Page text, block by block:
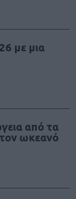
με μια
από τα
ωκεανό